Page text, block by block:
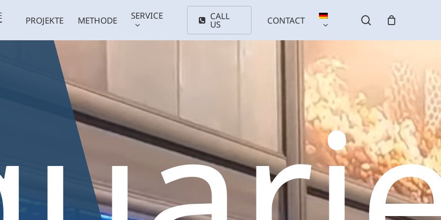
PROJEKTE METHODE SERVICE CALL
US CONTACT search